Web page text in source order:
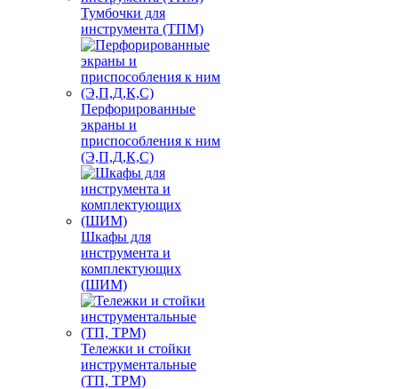
Тумбочки для
инструмента (ТПМ)
Перфорированные
экраны и
приспособления к ним
(Э,П,Д,К,С)
Шкафы для
инструмента и
комплектующих
(ШИМ)
Тележки и стойки
инструментальные
(ТП, ТРМ)